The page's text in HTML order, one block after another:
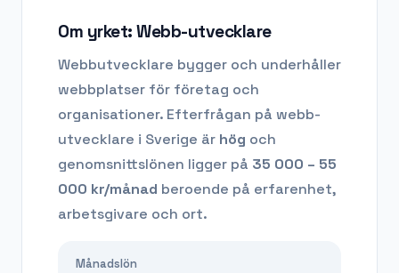
Om yrket:Webb-utvecklare
Webbutvecklare bygger och underhåller
webbplatser för företag och
organisationer. Efterfrågan på webb-
utvecklare i Sverige är hög och
genomsnittslönen ligger på 35 000 – 55
000 kr/månad beroende på erfarenhet,
arbetsgivare och ort.
Månadslön